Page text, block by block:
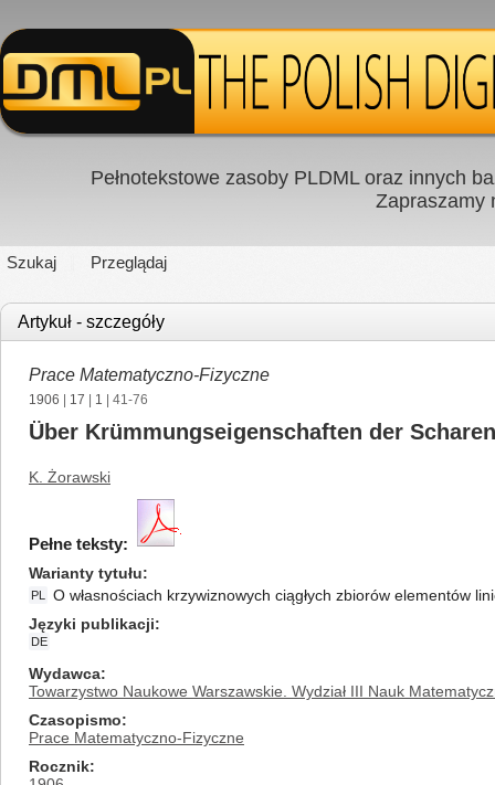
Pełnotekstowe zasoby PLDML oraz innych
Zapraszamy
Szukaj Przeglądaj
Artykuł - szczegóły
Prace Matematyczno-Fizyczne
1906 17 1 | 41-76
Über Krümmungseigenschaften der
K. Żorawski
Pełne teksty:
Warianty tytułu
PL
O własnościach krzywiznowych ciągłych zbiorów elementów
Języki publikacji
DE
Wydawca
Towarzystwo Naukowe Warszawskie. Wydział III Nauk
Czasopismo
Prace Matematyczno-Fizyczne
Rocznik